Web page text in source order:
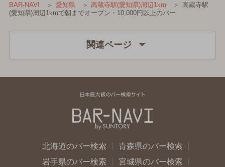
BAR-NAVI 愛知県 高蔵寺駅(愛知県)周辺1km
高蔵寺駅
(愛知県)周辺1kmで朝までオープン・10,000円以上のバー
関連ページ
北海道のバー検索
青森県のバー検索
岩手県のバー検索
宮城県のバー検索